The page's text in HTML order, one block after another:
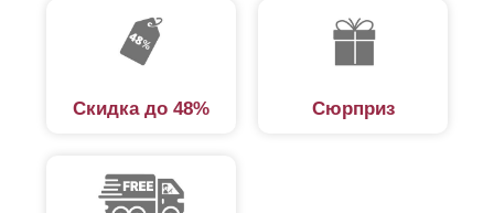
Скидка до 48% Сюрприз